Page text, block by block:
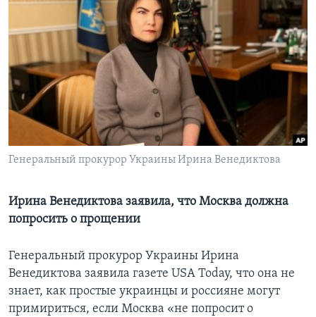
Learning English
СОЦИАЛЬНЫЕ СЕТИ
Языки
Генеральный прокурор Украины Ирина Венедиктова
Ирина Венедиктова заявила, что Москва должна
попросить о прощении
Генеральный прокурор Украины Ирина
Венедиктова заявила газете USA Today, что она не
знает, как простые украинцы и россияне могут
примириться, если Москва «не попросит о